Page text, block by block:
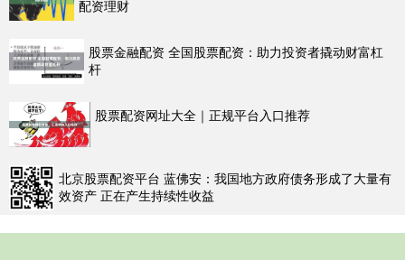
配资理财
股票金融配资 全国股票配资：助力投资者撬动财富杠
杆
股票配资网址大全｜正规平台入口推荐
北京股票配资平台 蓝佛安：我国地方政府债务形成了大量有
效资产 正在产生持续性收益